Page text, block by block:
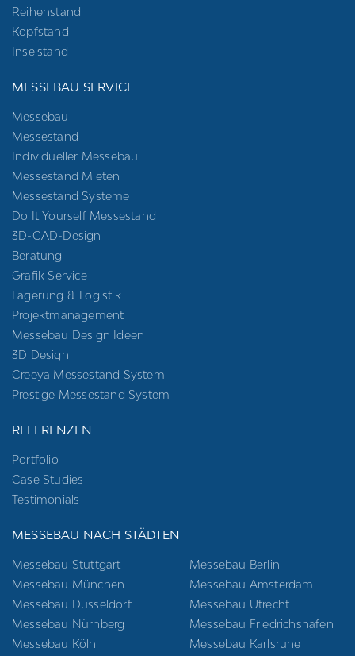
Reihenstand
Kopfstand
Inselstand
MESSEBAU SERVICE
Messebau
Messestand
Individueller Messebau
Messestand Mieten
Messestand Systeme
Do It Yourself Messestand
3D-CAD-Design
Beratung
Grafik Service
Lagerung & Logistik
Projektmanagement
Messebau Design Ideen
3D Design
Creeya Messestand System
Prestige Messestand System
REFERENZEN
Portfolio
Case Studies
Testimonials
MESSEBAU NACH STÄDTEN
Messebau Stuttgart
Messebau München
Messebau Düsseldorf
Messebau Nürnberg
Messebau Köln
Messebau Berlin
Messebau Amsterdam
Messebau Utrecht
Messebau Friedrichshafen
Messebau Karlsruhe